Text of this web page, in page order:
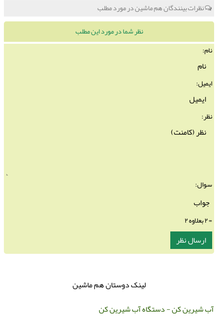
نظرات بینندگان هم ماشین در مورد مطلب
نظر شما در مورد این مطلب
نام:
ایمیل:
نظر:
سوال:
لینک دوستان هم ماشین
شیرین کن - دستگاه آب شیرین کن